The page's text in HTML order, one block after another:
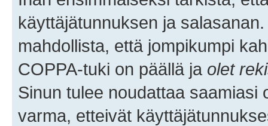
käyttäjätunnuksen ja
mahdollista, että jompikumpi
COPPA-tuki on päällä ja olet
Sinun tulee noudattaa saamiasi
varma, etteivät